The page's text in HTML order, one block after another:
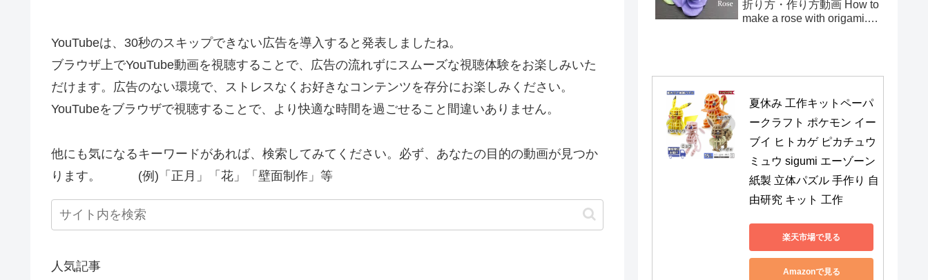
YouTubeは、30秒のスキップできない広告を導入すると発表しましたね。
ブラウザ上でYouTube動画を視聴することで、広告の流れずにスムーズな視聴体験をお楽しみいた
だけます。広告のない環境で、ストレスなくお好きなコンテンツを存分にお楽しみください。
YouTubeをブラウザで視聴することで、より快適な時間を過ごせること間違いありません。
他にも気になるキーワードがあれば、検索してみてください。必ず、あなたの目的の動画が見つか
ります。 (例)「正月」「花」「壁面制作」等
人気記事
折り方・作り方動画 How to
make a rose with origami.It's
夏休み 工作キットペーパ
ークラフト ポケモン イー
ブイ ヒトカゲ ピカチュウ
ミュウ sigumi エーゾーン
紙製 立体パズル 手作り 自
由研究 キット 工作
楽天市場で見る
Amazonで見る